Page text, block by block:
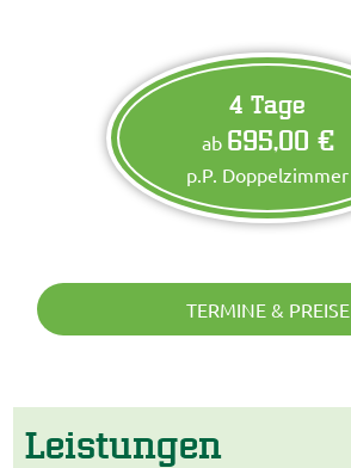
4 Tage
ab 695,00 €
p.P. Doppelzimmer
TERMINE & PREISE
Leistungen